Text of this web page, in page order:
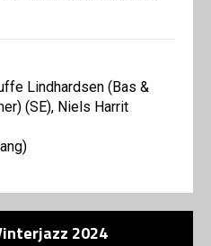
Lindhardsen (Bas &
(SE), Niels Harrit
2024